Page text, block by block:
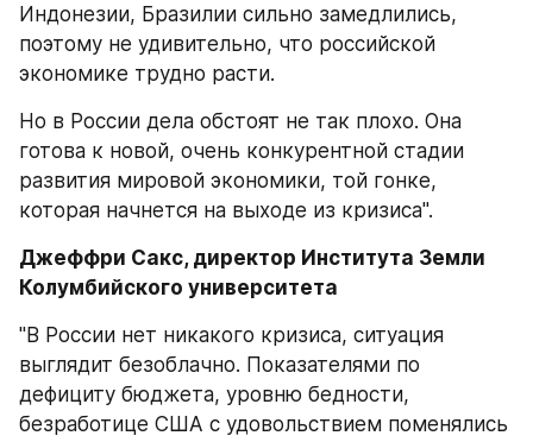
Индонезии, Бразилии сильно замедлились,
поэтому не удивительно, что российской
экономике трудно расти.
Но в России дела обстоят не так плохо. Она
готова к новой, очень конкурентной стадии
развития мировой экономики, той гонке,
которая начнется на выходе из кризиса".
Джеффри Сакс, директор Института Земли
Колумбийского университета
"В России нет никакого кризиса, ситуация
выглядит безоблачно. Показателями по
дефициту бюджета, уровню бедности,
безработице США с удовольствием поменялись